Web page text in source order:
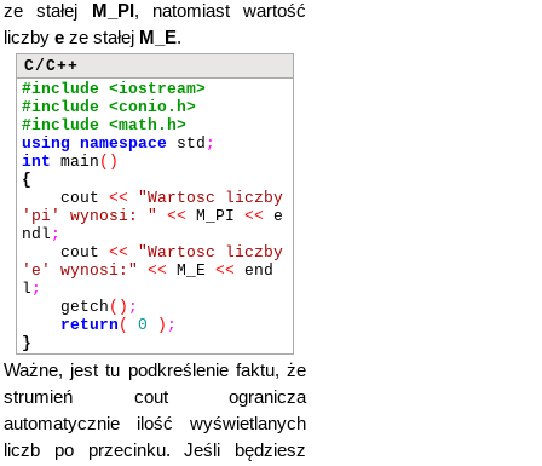
ze stałej
M_PI , natomiast wartość
liczby e ze stałej M_E.
C/C++
#include <iostream>
#include <conio.h>
#include <math.h>
using namespace std ;
int main ()
{
cout <<
"Wartosc liczby
'pi' wynosi: "
<< M_PI << e
ndl ;
cout <<
"Wartosc liczby
'e' wynosi:"
<< M_E << end
l ;
getch () ;
return ( 0 ) ;
}
Ważne, jest tu podkreślenie faktu, że
strumień cout ogranicza
automatycznie ilość wyświetlanych
liczb po przecinku. Jeśli będziesz